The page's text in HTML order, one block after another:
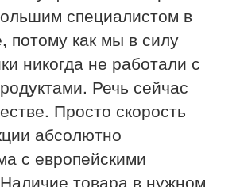
специалистом в
потому как мы в силу
никогда не работали с
Речь сейчас
Просто скорость
абсолютно
с европейскими
товара в нужном